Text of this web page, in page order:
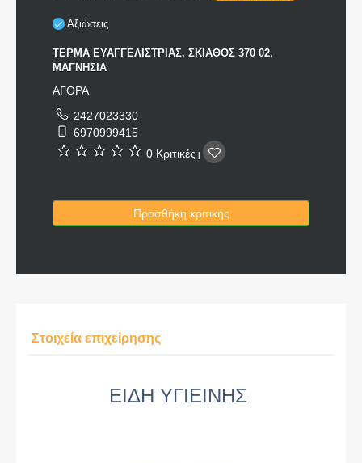
Αξιώσεις
ΤΕΡΜΑ ΕΥΑΓΓΕΛΙΣΤΡΙΑΣ, ΣΚΙΑΘΟΣ 370 02,
ΜΑΓΝΗΣΙΑ
ΑΓΟΡΑ
2427023330
6970999415
0 Κριτικές
Προσθήκη κριτικής
Στοιχεία επιχείρησης
ΕΙΔΗ ΥΓΙΕΙΝΗΣ